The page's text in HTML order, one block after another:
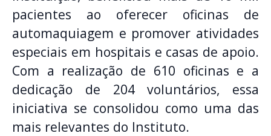
pacientes ao oferecer oficinas de
automaquiagem e promover atividades
especiais em hospitais e casas de apoio.
Com a realização de 610 oficinas e a
dedicação de 204 voluntários, essa
iniciativa se consolidou como uma das
mais relevantes do Instituto.